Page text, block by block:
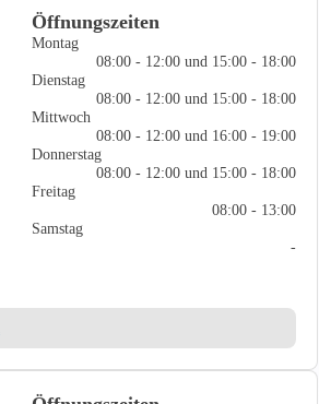
Öffnungszeiten
Montag
08:00 - 12:00 und 15:00 - 18:00
Dienstag
08:00 - 12:00 und 15:00 - 18:00
Mittwoch
08:00 - 12:00 und 16:00 - 19:00
Donnerstag
08:00 - 12:00 und 15:00 - 18:00
Freitag
08:00 - 13:00
Samstag
-